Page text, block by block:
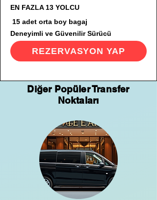
EN FAZLA 13 YOLCU
15 adet orta boy bagaj
Deneyimli ve Güvenilir Sürücü
REZERVASYON YAP
Diğer Popüler Transfer
Noktaları